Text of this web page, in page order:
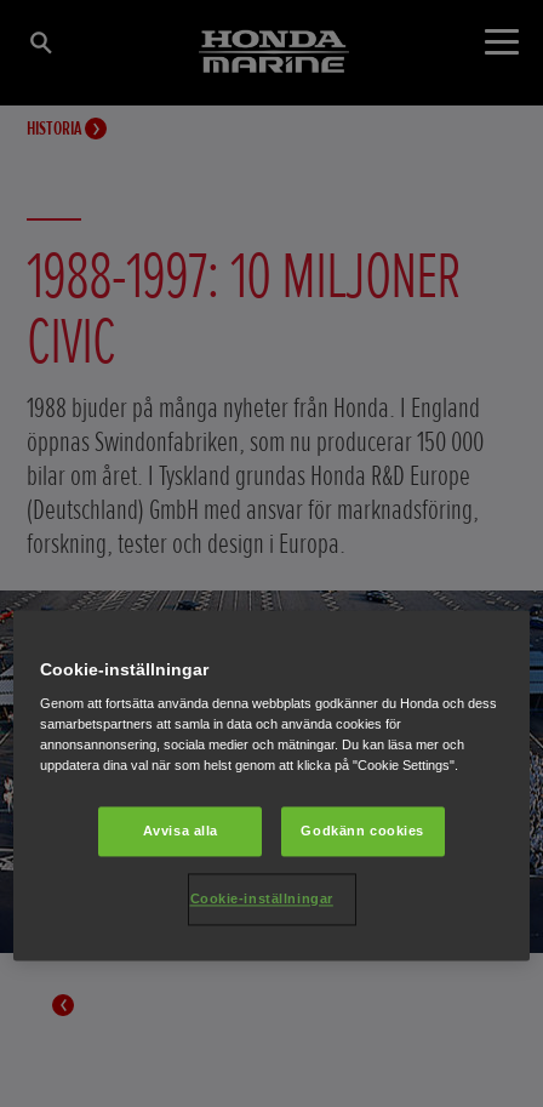
HISTORIA
1988-1997: 10 MILJONER
CIVIC
1988 bjuder på många nyheter från Honda. I England
öppnas Swindonfabriken, som nu producerar 150 000
bilar om året. I Tyskland grundas Honda R&D Europe
(Deutschland) GmbH med ansvar för marknadsföring,
forskning, tester och design i Europa.
Cookie-inställningar
Genom att fortsätta använda denna webbplats godkänner du Honda och dess
samarbetspartners att samla in data och använda cookies för
annonsannonsering, sociala medier och mätningar. Du kan läsa mer och
uppdatera dina val när som helst genom att klicka på "Cookie Settings".
Avvisa alla Godkänn cookies
Cookie-inställningar